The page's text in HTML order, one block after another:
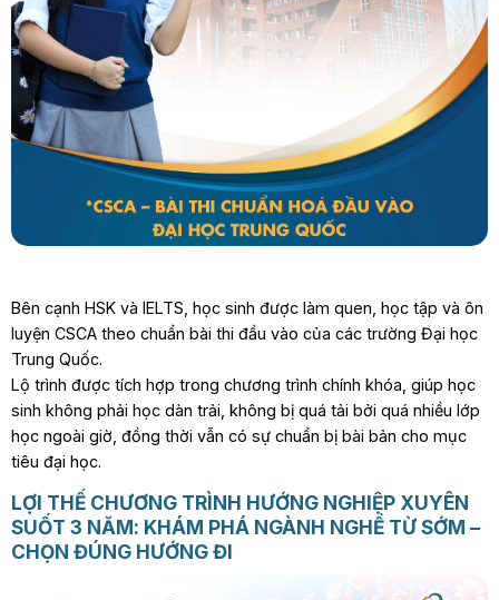
Bên cạnh HSK và IELTS, học sinh được làm quen, học tập và ôn
luyện CSCA theo chuẩn bài thi đầu vào của các trường Đại học
Trung Quốc.
Lộ trình được tích hợp trong chương trình chính khóa, giúp học
sinh không phải học dàn trải, không bị quá tải bởi quá nhiều lớp
học ngoài giờ, đồng thời vẫn có sự chuẩn bị bài bản cho mục
tiêu đại học.
LỢI THẾ CHƯƠNG TRÌNH HƯỚNG NGHIỆP XUYÊN
SUỐT 3 NĂM: KHÁM PHÁ NGÀNH NGHỀ TỪ SỚM –
CHỌN ĐÚNG HƯỚNG ĐI